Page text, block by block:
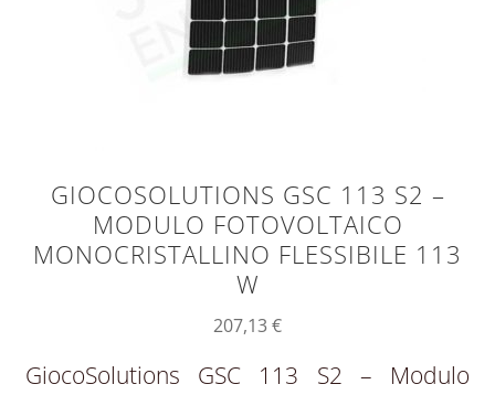
GIOCOSOLUTIONS GSC 113 S2 –
MODULO FOTOVOLTAICO
MONOCRISTALLINO FLESSIBILE 113
W
207,13€
GiocoSolutions GSC 113 S2 – Modulo